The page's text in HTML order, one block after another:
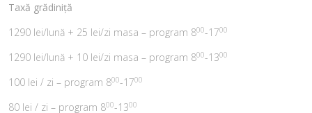
Taxă grădiniță
1290 lei/lună + 25 lei/zi masa – program 800-1700
1290 lei/lună + 10 lei/zi masa – program 800-1300
100 lei / zi – program 800-1700
80 lei / zi – program 800-1300